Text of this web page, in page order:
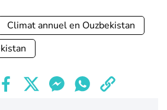
Climat annuel en Ouzbekistan